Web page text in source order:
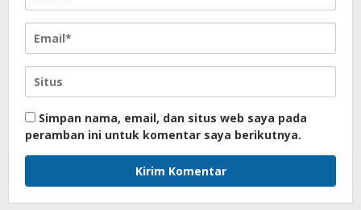
Simpan nama, email, dan situs web saya pada
peramban ini untuk komentar saya berikutnya.